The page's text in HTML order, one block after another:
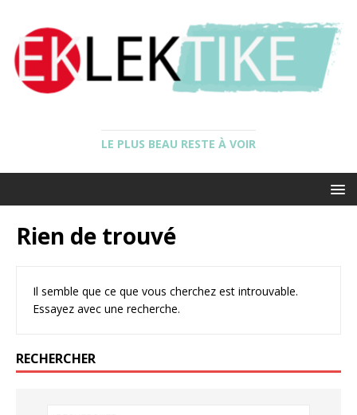
LE PLUS BEAU RESTE À VOIR
Rien de trouvé
Il semble que ce que vous cherchez est introuvable.
Essayez avec une recherche.
RECHERCHER